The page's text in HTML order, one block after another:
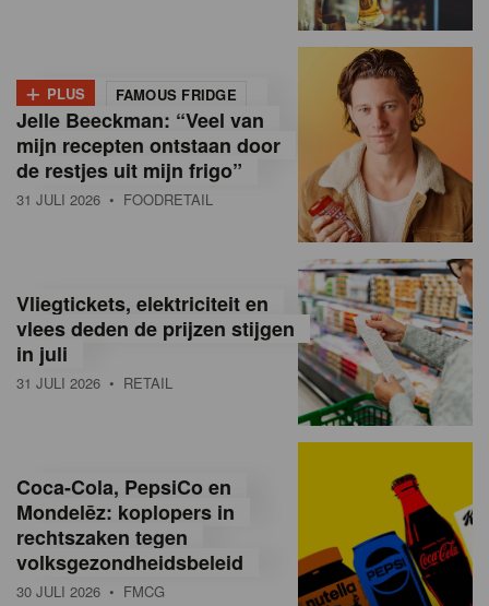
n
B
e
g
ë
e
a
+ PLUS FAMOUS FRIDGE
Jelle Beeckman: “Veel van
mijn recepten ontstaan door
de restjes uit mijn frigo”
31 JULI 2026 • FOODRETAIL
Vliegtickets, elektriciteit en
vlees deden de prijzen stijgen
in juli
31 JULI 2026 • RETAIL
Coca-Cola, PepsiCo en
Mondelēz: koplopers in
rechtszaken tegen
volksgezondheidsbeleid
30 JULI 2026 • FMCG